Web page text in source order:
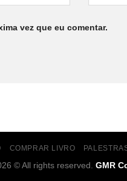
vez que eu comentar.
COMPRAR LIVRO
© All rights reserved. GMR